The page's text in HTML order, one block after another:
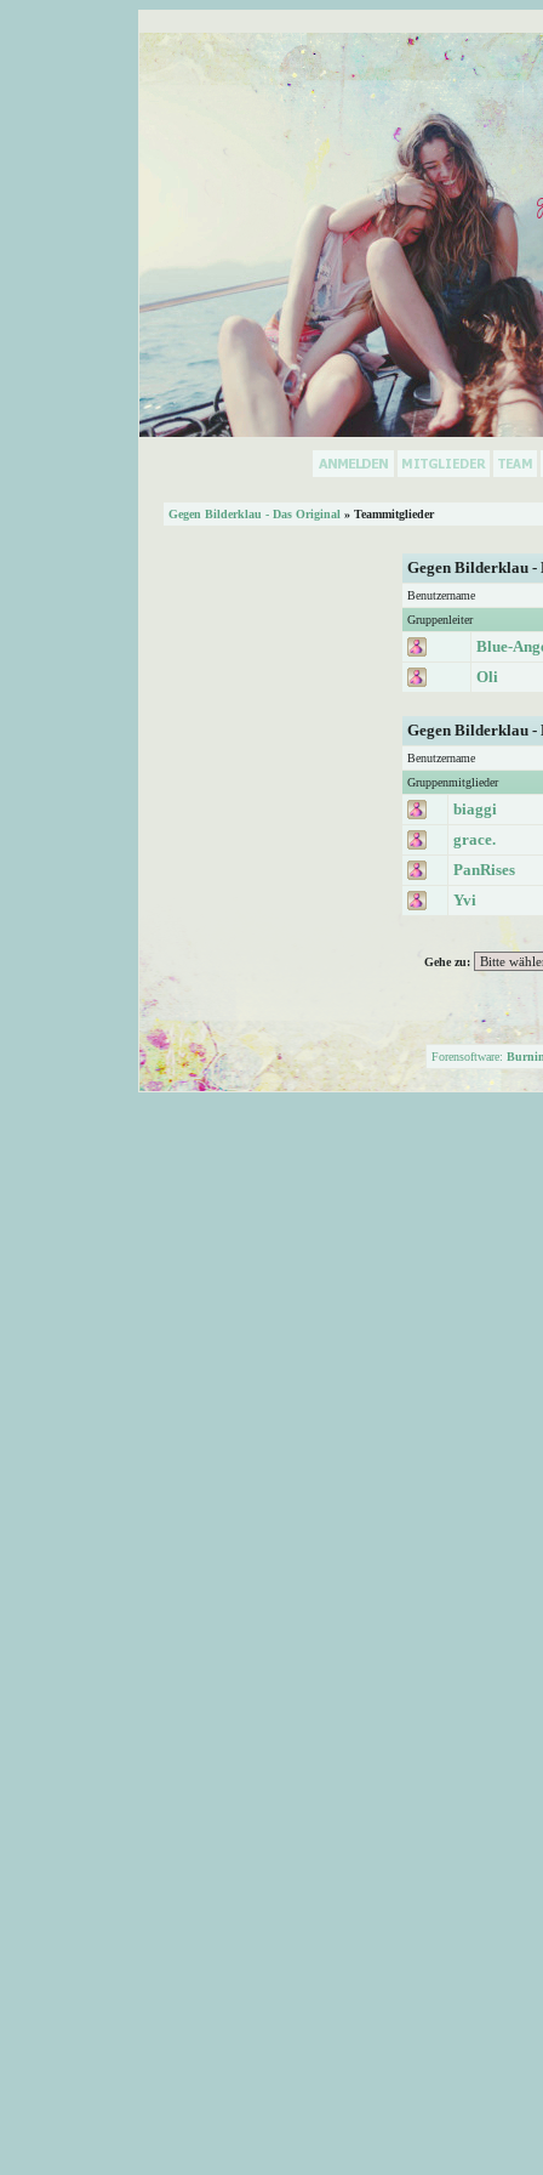
Gegen Bilderklau - Das Original » Teammitglieder
Gegen Bilderklau
Benutzername
Gruppenleiter
Blue-
Oli
Gegen Bilderklau
Benutzername
Gruppenmitglieder
biaggi
grace.
PanRises
Yvi
Gehe zu:
Forensoftware: